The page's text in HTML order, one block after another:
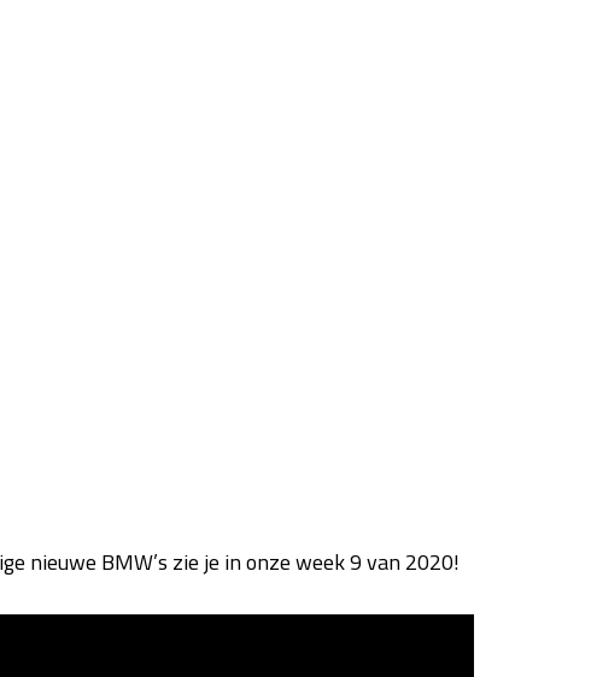
nieuwe BMW’s zie je in onze week 9 van 2020!